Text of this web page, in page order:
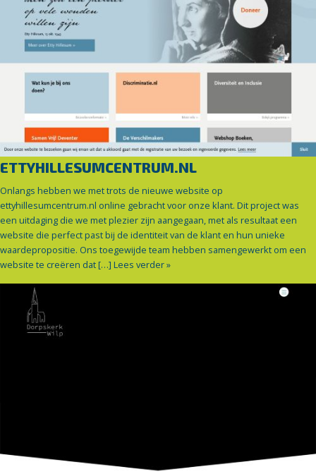
ETTYHILLESUMCENTRUM.NL
Onlangs hebben we met trots de nieuwe website op
ettyhillesumcentrum.nl online gebracht voor onze klant. Dit project was
een uitdaging die we met plezier zijn aangegaan, met als resultaat een
website die perfect past bij de identiteit van de klant en hun unieke
waardepropositie. Ons toegewijde team hebben samengewerkt om een
website te creëren dat […] Lees verder »